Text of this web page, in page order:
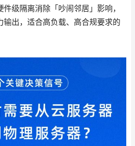
级隔离消除「吵闹邻居」影响，
输出，适合高负载、高合规要求的